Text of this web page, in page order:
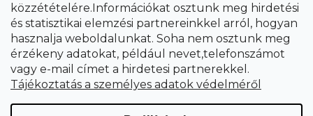
közzétételére.Információkat osztunk meg hirdetési
és statisztikai elemzési partnereinkkel arról, hogyan
hasznalja weboldalunkat. Soha nem osztunk meg
érzékeny adatokat, például nevet,telefonszámot
vagy e-mail címet a hirdetesi partnerekkel.
Tájékoztatás a személyes adatok védelméről
Shoptet Premium készítette